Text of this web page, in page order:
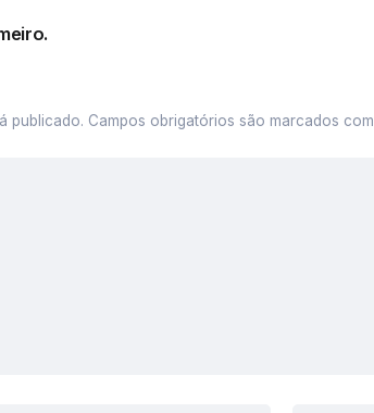
publicado. Campos obrigatórios são marcados com